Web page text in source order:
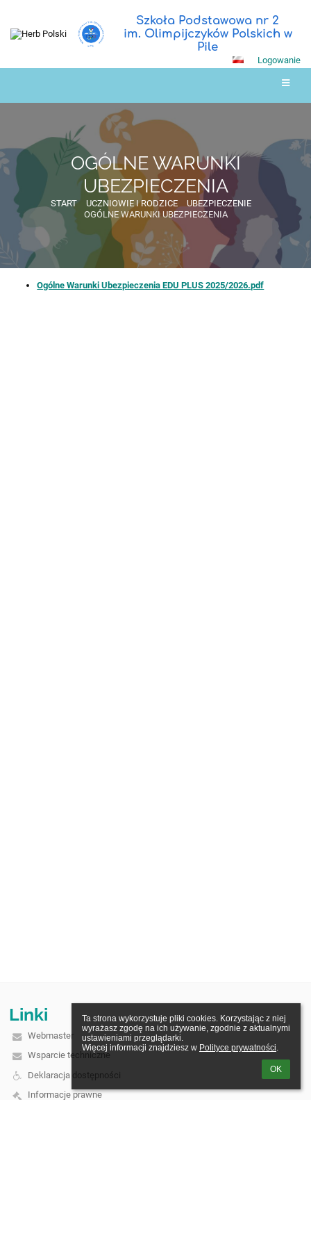
Ta strona wykorzystuje pliki cookies. Korzystając z niej
wyrażasz zgodę na ich używanie, zgodnie z aktualnymi
ustawieniami przeglądarki.
Więcej informacji znajdziesz w Polityce prywatności.
OK
Szkoła Podstawowa nr 2
im. Olimpijczyków Polskich w
Pile
Logowanie
OGÓLNE WARUNKI
UBEZPIECZENIA
START UCZNIOWIE I RODZICE
UBEZPIECZENIE
OGÓLNE WARUNKI UBEZPIECZENIA
OGÓLNE
Ogólne Warunki Ubezpieczenia EDU PLUS 2025/2026.pdf
Linki
Webmaster
Wsparcie techniczne
Deklaracja dostępności
Informacje prawne